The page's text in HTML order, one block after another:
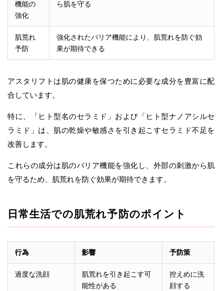
機能の
強化
ら肌を守る
肌荒れ
予防
強化されたバリア機能により、肌荒れを防ぐ効
果が期待できる
アスタリフトは肌の健康を保つために必要な成分を豊富に配
合しています。
特に、「ヒト型名のセラミド」および「ヒト型ナノアシルセ
ラミド」は、肌の乾燥や敏感さを引き起こすセラミド不足を
改善します。
これらの成分は肌のバリア機能を強化し、外部の刺激から肌
を守るため、肌荒れを防ぐ効果が期待できます。
日常生活での肌荒れ予防のポイント
行為 影響 予防策
過度な洗顔
肌荒れを引き起こす可
能性がある
控えめに洗
顔する